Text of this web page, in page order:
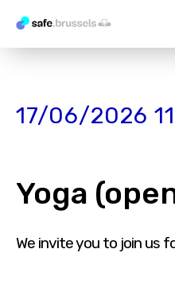
17/06/2026
Yoga
We invite you to join us